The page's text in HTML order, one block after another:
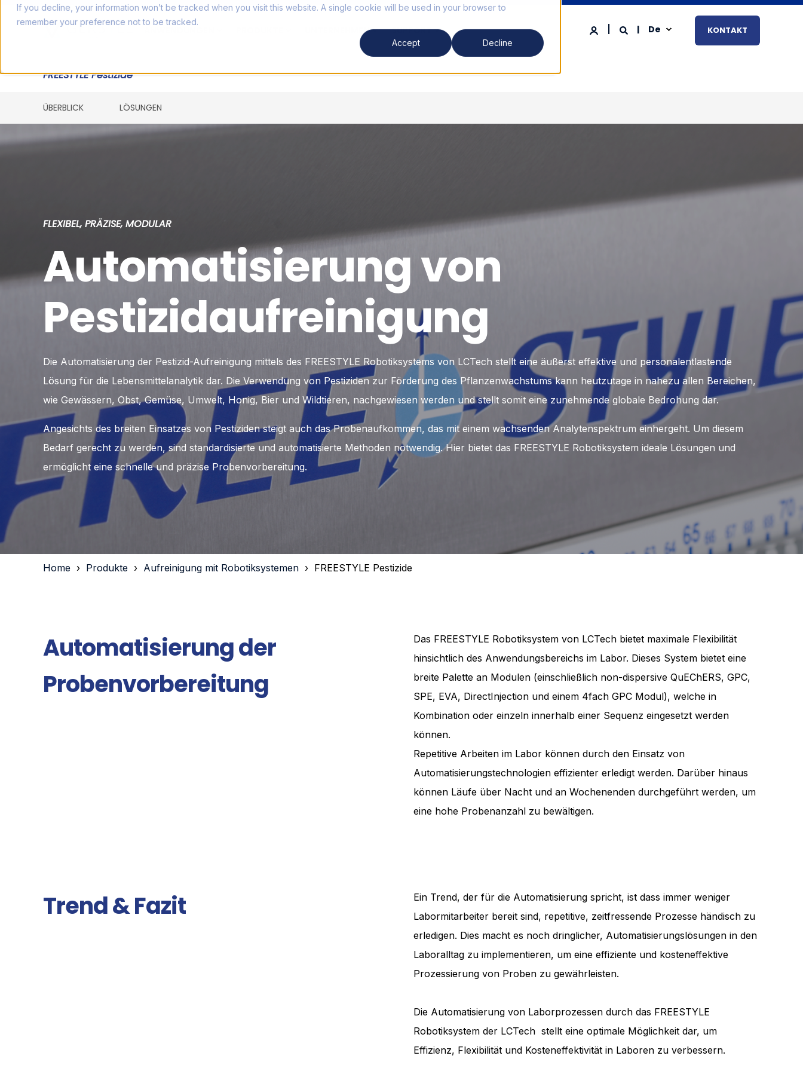
If you decline, your information won’t be tracked when you visit this website. A single cookie will be used in your browser to
remember your preference not to be tracked.
Accept Decline
UNTERNEHMEN SUPPORT De KONTAKT
FREESTYLE Pestizide
ÜBERBLICK LÖSUNGEN
FLEXIBEL, PRÄZISE, MODULAR
Automatisierung von
Pestizidaufreinigung
Die Automatisierung der Pestizid-Aufreinigung mittels des FREESTYLE Robotiksystems von LCTech stellt eine äußerst effektive und personalentlastende
Lösung für die Lebensmittelanalytik dar. Die Verwendung von Pestiziden zur Förderung des Pflanzenwachstums kann heutzutage in nahezu allen Bereichen,
wie Gewässern, Obst, Gemüse, Umwelt, Honig, Bier und Wildtieren, nachgewiesen werden und stellt somit eine zunehmende globale Bedrohung dar.
Angesichts des breiten Einsatzes von Pestiziden steigt auch das Probenaufkommen, das mit einem wachsenden Analytenspektrum einhergeht. Um diesem
Bedarf gerecht zu werden, sind standardisierte und automatisierte Methoden notwendig. Hier bietet das FREESTYLE Robotiksystem ideale Lösungen und
ermöglicht eine schnelle und präzise Probenvorbereitung.
Home Produkte Aufreinigung mit Robotiksystemen FREESTYLE Pestizide
Automatisierung der
Probenvorbereitung
Das FREESTYLE Robotiksystem von LCTech bietet maximale Flexibilität
hinsichtlich des Anwendungsbereichs im Labor. Dieses System bietet eine
breite Palette an Modulen (einschließlich non-dispersive QuEChERS, GPC,
SPE, EVA, DirectInjection und einem 4fach GPC Modul), welche in
Kombination oder einzeln innerhalb einer Sequenz eingesetzt werden
können.
Repetitive Arbeiten im Labor können durch den Einsatz von
Automatisierungstechnologien effizienter erledigt werden. Darüber hinaus
können Läufe über Nacht und an Wochenenden durchgeführt werden, um
eine hohe Probenanzahl zu bewältigen.
Trend & Fazit
Ein Trend, der für die Automatisierung spricht, ist dass immer weniger
Labormitarbeiter bereit sind, repetitive, zeitfressende Prozesse händisch zu
erledigen. Dies macht es noch dringlicher, Automatisierungslösungen in den
Laboralltag zu implementieren, um eine effiziente und kosteneffektive
Prozessierung von Proben zu gewährleisten.
Die Automatisierung von Laborprozessen durch das FREESTYLE
Robotiksystem der LCTech stellt eine optimale Möglichkeit dar, um
Effizienz, Flexibilität und Kosteneffektivität in Laboren zu verbessern.